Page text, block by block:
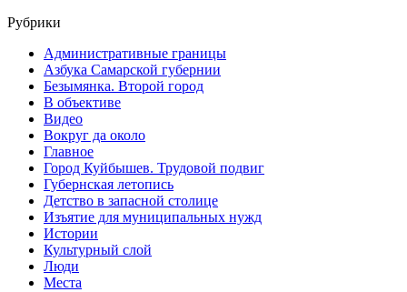
Рубрики
Административные границы
Азбука Самарской губернии
Безымянка. Второй город
В объективе
Видео
Вокруг да около
Главное
Город Куйбышев. Трудовой подвиг
Губернская летопись
Детство в запасной столице
Изъятие для муниципальных нужд
Истории
Культурный слой
Люди
Места